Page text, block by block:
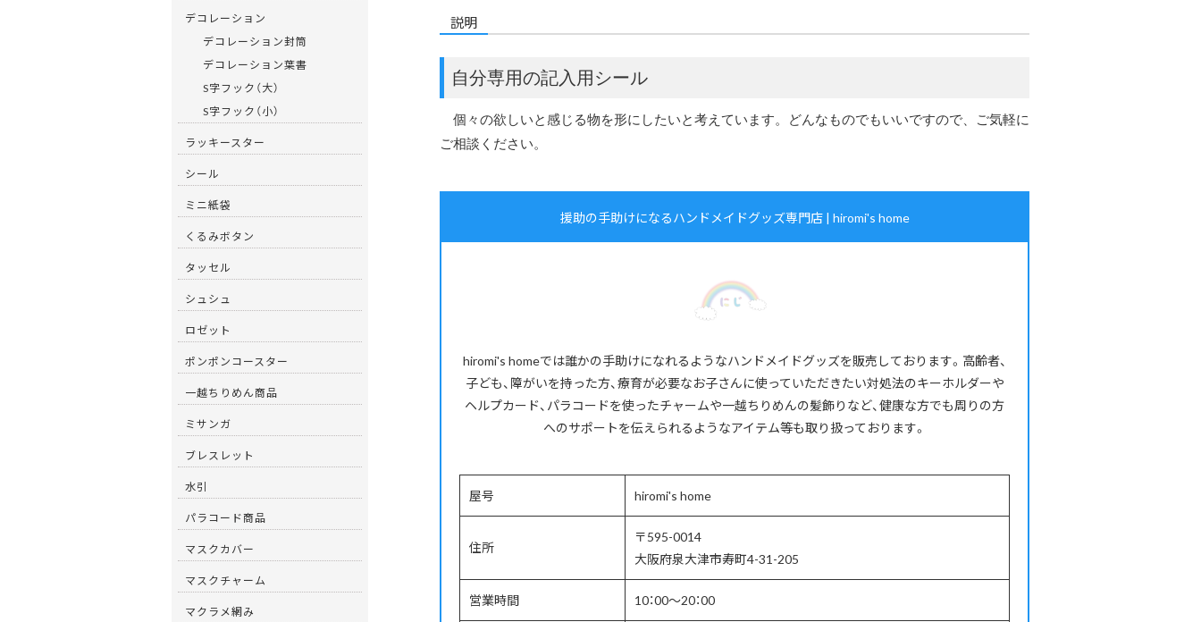
説明
自分専用の記入用シール
個々の欲しいと感じる物を形にしたいと考えています。どんなものでもいいですので、ご気軽に
ご相談ください。
援助の手助けになるハンドメイドグッズ専門店 | hiromi's home
hiromi's homeでは誰かの手助けになれるようなハンドメイドグッズを販売しております。高齢者、
子ども、障がいを持った方、療育が必要なお子さんに使っていただきたい対処法のキーホルダーや
ヘルプカード、パラコードを使ったチャームや一越ちりめんの髪飾りなど、健康な方でも周りの方
へのサポートを伝えられるようなアイテム等も取り扱っております。
屋号 hiromi's home
住所
〒595-0014
大阪府泉大津市寿町4-31-205
営業時間 10：00～20：00
デコレーション
デコレーション封筒
デコレーション葉書
S字フック（大）
S字フック（小）
ラッキースター
シール
ミニ紙袋
くるみボタン
タッセル
シュシュ
ロゼット
ポンポンコースター
一越ちりめん商品
ミサンガ
ブレスレット
水引
パラコード商品
マスクカバー
マスクチャーム
マクラメ網み